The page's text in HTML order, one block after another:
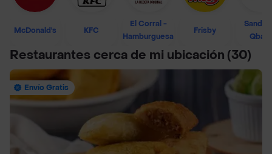
McDonald's KFC
El Corral -
Hamburguesa
Frisby
Restaurantes cerca de mi ubicación (30)
Envío Gratis